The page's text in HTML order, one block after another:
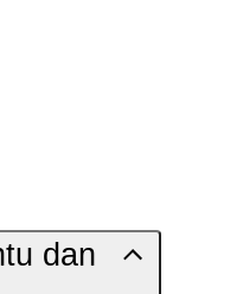
dan